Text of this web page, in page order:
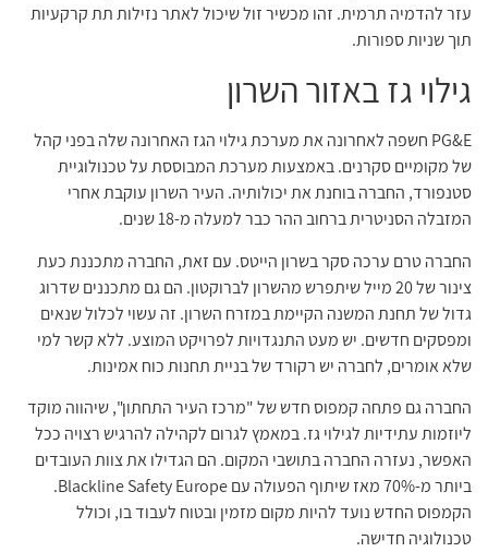
עזר להדמיה תרמית. זהו מכשיר זול שיכול לאתר נזילות תת קרקעיות
תוך שניות ספורות.
גילוי גז באזור השרון
PG&E חשפה לאחרונה את מערכת גילוי הגז האחרונה שלה בפני קהל
של מקומיים סקרנים. באמצעות מערכת המבוססת על טכנולוגיית
סטנפורד, החברה בוחנת את יכולותיה. העיר השרון עוקבת אחרי
המזבלה הסניטרית ברחוב ההר כבר למעלה מ-18 שנים.
החברה טרם ערכה סקר בשרון הייטס. עם זאת, החברה מתכננת כעת
צינור של 20 מייל שיתפרש מהשרון לברוקטון. הם גם מתכננים שדרוג
גדול של תחנת המשנה הקיימת במזרח השרון. זה עשוי לכלול שנאים
ומפסקים חדשים. יש מעט התנגדויות לפרויקט המוצע. ללא קשר למי
שלא אומרים, לחברה יש רקורד של בניית תחנות כוח אמינות.
החברה גם פתחה קמפוס חדש של "מרכז העיר התחתון", שיהווה מוקד
ליוזמות עתידיות לגילוי גז. במאמץ לגרום לקהילה להרגיש רצויה ככל
האפשר, נעזרה החברה בתושבי המקום. הם הגדילו את צוות העובדים
ביותר מ-70% מאז שיתוף הפעולה עם Blackline Safety Europe.
הקמפוס החדש נועד להיות מקום מזמין ובטוח לעבוד בו, וכולל
טכנולוגיה חדישה.